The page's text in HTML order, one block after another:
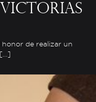
victorias
honor de realizar un
[…]